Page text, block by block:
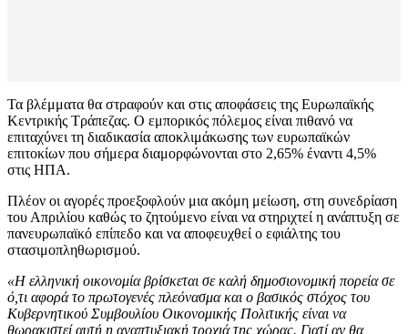
Τα βλέμματα θα στραφούν και στις αποφάσεις της Ευρωπαϊκής
Κεντρικής Τράπεζας. Ο εμπορικός πόλεμος είναι πιθανό να
επιταχύνει τη διαδικασία αποκλιμάκωσης των ευρωπαϊκών
επιτοκίων που σήμερα διαμορφώνονται στο 2,65% έναντι 4,5%
στις ΗΠΑ.
Πλέον οι αγορές προεξοφλούν μια ακόμη μείωση, στη συνεδρίαση
του Απριλίου καθώς το ζητούμενο είναι να στηριχτεί η ανάπτυξη σε
πανευρωπαϊκό επίπεδο και να αποφευχθεί ο εφιάλτης του
στασιμοπληθωρισμού.
«Η ελληνική οικονομία βρίσκεται σε καλή δημοσιονομική πορεία σε
ό,τι αφορά το πρωτογενές πλεόνασμα και ο βασικός στόχος του
Κυβερνητικού Συμβουλίου Οικονομικής Πολιτικής είναι να
θωρακιστεί αυτή η αναπτυξιακή τροχιά της χώρας. Γιατί αν θα